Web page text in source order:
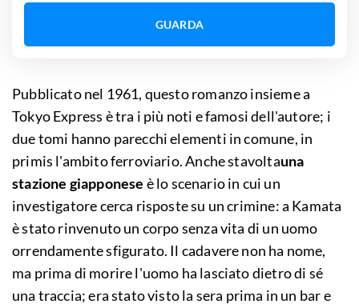
GUARDA
Pubblicato nel 1961, questo romanzo insieme a
Tokyo Express è tra i più noti e famosi dell'autore; i
due tomi hanno parecchi elementi in comune, in
primis l'ambito ferroviario. Anche stavoltauna
stazione giapponese è lo scenario in cui un
investigatore cerca risposte su un crimine: a Kamata
è stato rinvenuto un corpo senza vita di un uomo
orrendamente sfigurato. Il cadavere non ha nome,
ma prima di morire l'uomo ha lasciato dietro di sé
una traccia; era stato visto la sera prima in un bar e